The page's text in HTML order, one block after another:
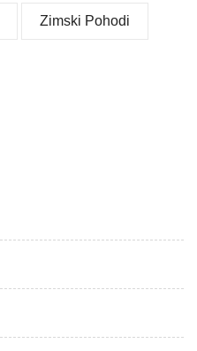
Zimski Pohodi